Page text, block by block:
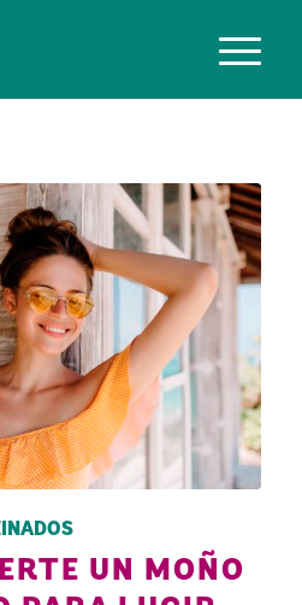
UN MOÑO